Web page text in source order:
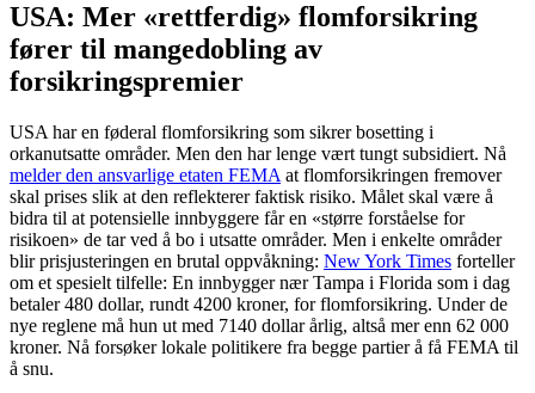
USA: Mer «rettferdig» flomforsikring
fører til mangedobling av
forsikringspremier
USA har en føderal flomforsikring som sikrer bosetting i
orkanutsatte områder. Men den har lenge vært tungt subsidiert. Nå
melder den ansvarlige etaten FEMA at flomforsikringen fremover
skal prises slik at den reflekterer faktisk risiko. Målet skal være å
bidra til at potensielle innbyggere får en «større forståelse for
risikoen» de tar ved å bo i utsatte områder. Men i enkelte områder
blir prisjusteringen en brutal oppvåkning: New York Times forteller
om et spesielt tilfelle: En innbygger nær Tampa i Florida som i dag
betaler 480 dollar, rundt 4200 kroner, for flomforsikring. Under de
nye reglene må hun ut med 7140 dollar årlig, altså mer enn 62 000
kroner. Nå forsøker lokale politikere fra begge partier å få FEMA til
å snu.